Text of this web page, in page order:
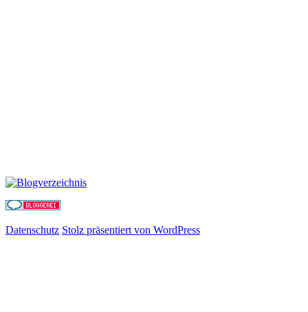
Datenschutz Stolz präsentiert von WordPress